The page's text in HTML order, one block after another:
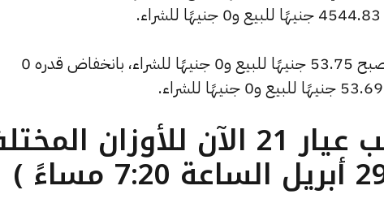
وشهد سعر دولار الصاغة انخفاضًا ليصبح 53.75 جنيهًا للبيع و0 جنيهًا للشراء، بانخفاض قدره 0
ما هو سعر الذهب عيار 21 الآن للأوزان